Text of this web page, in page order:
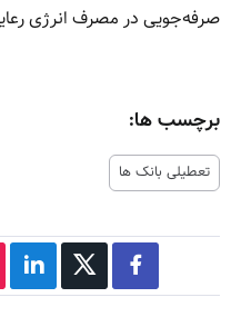
صرفه‌جویی در مصرف انرژی
برچسب ها:
تعطیلی بانک ها